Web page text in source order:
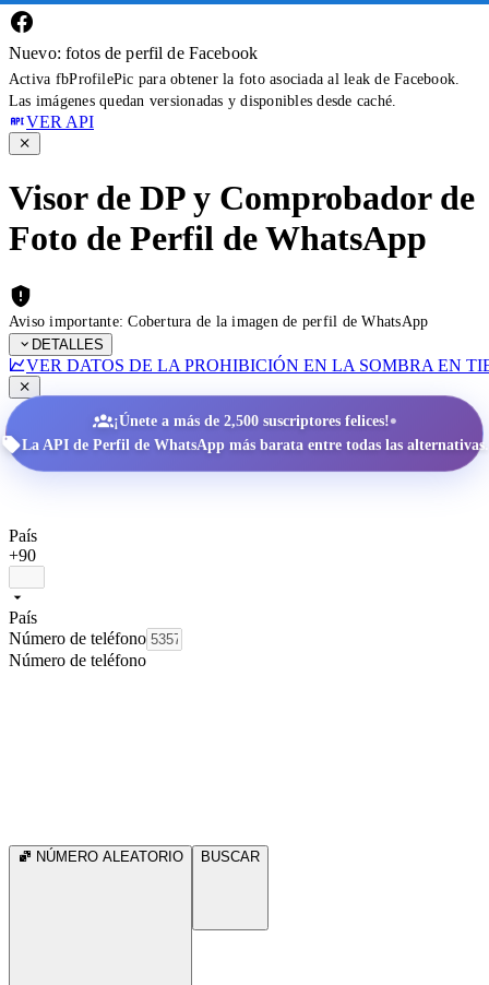
Nuevo: fotos de perfil de Facebook
Activa fbProfilePic para obtener la foto asociada al leak de Facebook.
Las imágenes quedan versionadas y disponibles desde caché.
VER API
Visor de DP y Comprobador de
Foto de Perfil de WhatsApp
Aviso importante: Cobertura de la imagen de perfil de WhatsApp
DETALLES
VER DATOS DE LA PROHIBICIÓN EN LA SOMBRA EN
¡Únete a más de 2,500 suscriptores felices!•
La API de Perfil de WhatsApp más barata entre todas las alternativas.
País
+90
País
Número de teléfono
Número de teléfono
NÚMERO ALEATORIO BUSCAR